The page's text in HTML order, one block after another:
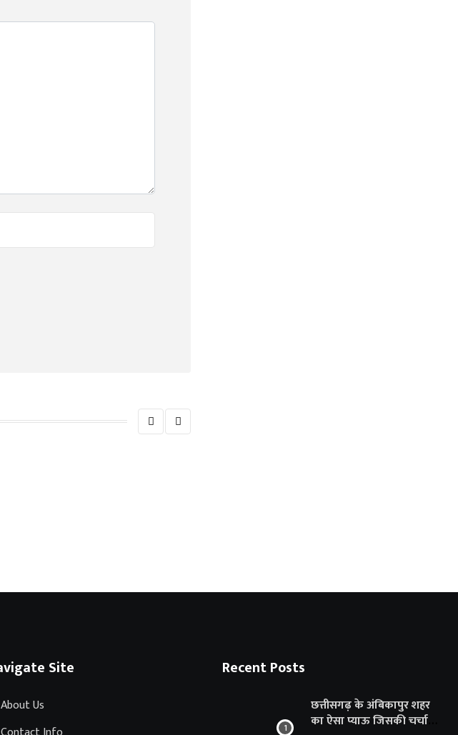
Site
About Us
Recent Posts
छत्तीसगढ़ के अंबिकापुर शहर
का ऐसा प्याऊ जिसकी चर्चा